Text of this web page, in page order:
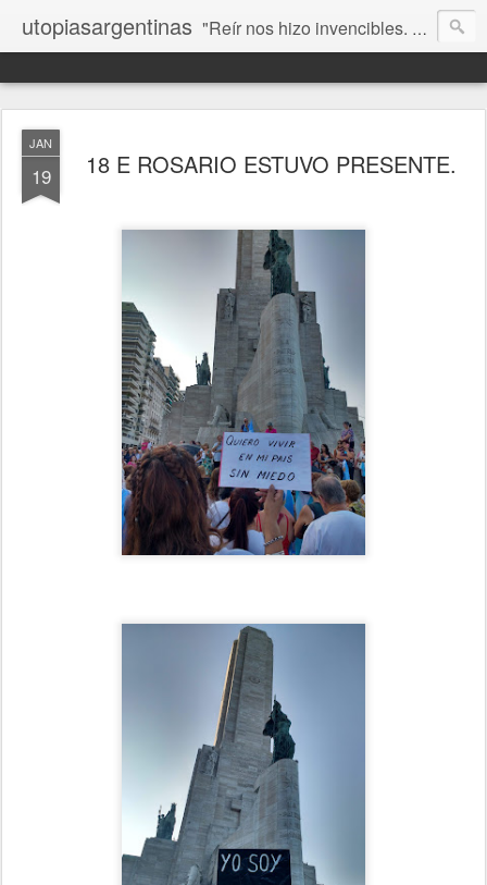
utopiasargentinas "Reír nos hizo invencibles. No como los que siempre ganan, sino como aquellos que no se rinden”. Frida Kahlo
JAN
19 18 E ROSARIO ESTUVO PRESENTE.